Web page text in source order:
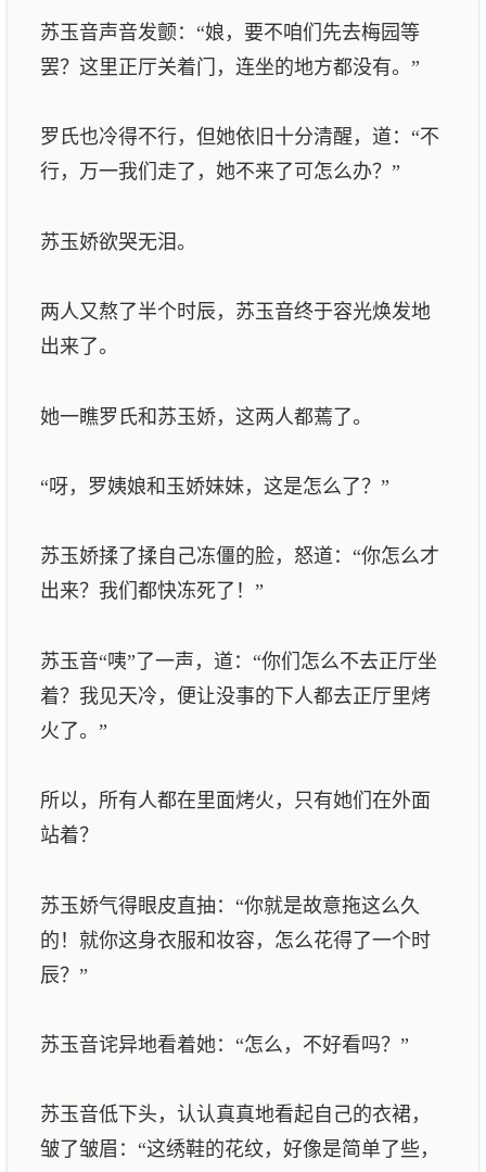
苏玉音声音发颤：“娘，要不咱们先去梅园等
罢？这里正厅关着门，连坐的地方都没有。”
罗氏也冷得不行，但她依旧十分清醒，道：“不
行，万一我们走了，她不来了可怎么办？”
苏玉娇欲哭无泪。
两人又熬了半个时辰，苏玉音终于容光焕发地
出来了。
她一瞧罗氏和苏玉娇，这两人都蔫了。
“呀，罗姨娘和玉娇妹妹，这是怎么了？”
苏玉娇揉了揉自己冻僵的脸，怒道：“你怎么才
出来？我们都快冻死了！”
苏玉音“咦”了一声，道：“你们怎么不去正厅坐
着？我见天冷，便让没事的下人都去正厅里烤
火了。”
所以，所有人都在里面烤火，只有她们在外面
站着？
苏玉娇气得眼皮直抽：“你就是故意拖这么久
的！就你这身衣服和妆容，怎么花得了一个时
辰？”
苏玉音诧异地看着她：“怎么，不好看吗？”
苏玉音低下头，认认真真地看起自己的衣裙，
皱了皱眉：“这绣鞋的花纹，好像是简单了些，